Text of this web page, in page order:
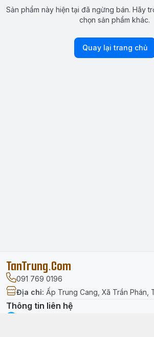
Sản phẩm này hiện tại đã ngừng bán. Hãy
chọn sản phẩm khác.
Quay lại trang chủ
TanTrung.Com
091 769 0196
Địa chỉ: Ấp Trung Cang, Xã Trần Phán,
Thông tin liên hệ